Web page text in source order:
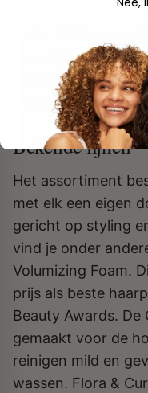
parabenen.
sinds 2024
Flora & Curl past
bewust willen
gebruiken.
Bekende lijnen
Het assortiment
met elk een eigen
gericht op styling
vind je onder
Volumizing Foam.
prijs als beste
Beauty Awards.
gemaakt voor de
reinigen mild en
wassen. Flora &